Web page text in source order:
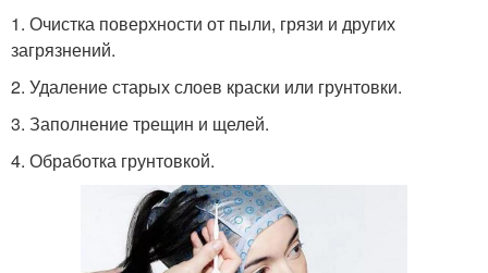
1. Очистка поверхности от пыли, грязи и других
загрязнений.
2. Удаление старых слоев краски или грунтовки.
3. Заполнение трещин и щелей.
4. Обработка грунтовкой.